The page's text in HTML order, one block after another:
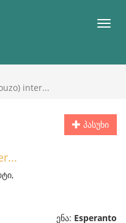
მენიუ
inter...
პასუხი
ენა: Esperanto